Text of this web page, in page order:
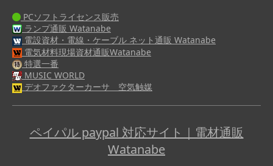
PCソフトライセンス販売
ランプ通販 Watanabe
電設資材・電線・ケーブル ネット通販 Watanabe
電気材料現場資材通販Watanabe
特選一番
MUSIC WORLD
デオファクターカーサ 空気触媒
ペイパル paypal 対応サイト｜電材通販
Watanabe